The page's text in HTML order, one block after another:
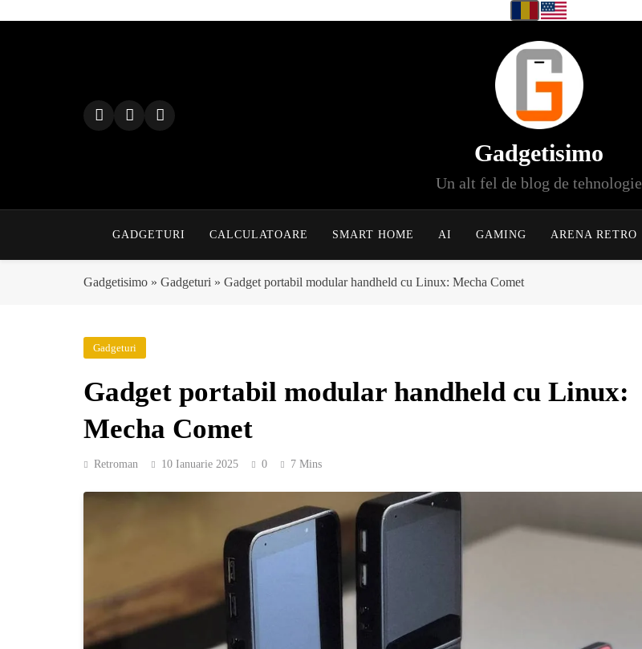
Gadgetisimo
Un alt fel de blog de tehnologie
GADGETURI CALCULATOARE SMART HOME AI GAMING ARENA RETRO
Gadgetisimo » Gadgeturi » Gadget portabil modular handheld cu Linux: Mecha Comet
Gadgeturi
Gadget portabil modular handheld cu Linux:
Mecha Comet
Retroman 10 Ianuarie 2025 0 7 Mins